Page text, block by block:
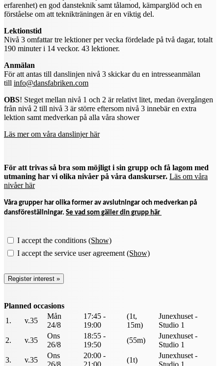
erfarenhet) en god dansteknik samt tålamod, kämparglöd och en
förståelse om att teknikträningen är en viktig del.
Lektionstid
Nivå 3 omfattar tre lektioner per vecka fördelade på två dagar, totalt
190 minuter i 14 veckor. 43 lektioner.
Anmälan
För att antas till danslinjen nivå 3 skickar du en intresseanmälan
till info@dansfabriken.com
OBS! Steget mellan nivå 1 och 2 är relativt litet, medan övergången
från nivå 2 till nivå 3 är större eftersom nivå 3 innebär en extra
lektion samt medverkan på alla våra shower
Läs mer om våra danslinjer här
För att trivas så bra som möjligt i sin grupp och få lagom med
utmaning har vi olika nivåer på våra danskurser. Läs om våra
nivåer här
Våra grupper har olika former av avslutningar och medverkan på
dansföreställningar. Se vad som gäller din grupp här
I accept the conditions (Show)
I accept the service user agreement (Show)
Planned occasions
1.
v.35
Mån
24/8
17:45 -
19:00
(1t,
15m)
Junexhuset -
Studio 1
2.
v.35
Ons
26/8
18:55 -
19:50
(55m)
Junexhuset -
Studio 1
3.
v.35
Ons
26/8
20:00 -
21:00
(1t)
Junexhuset -
Studio 1